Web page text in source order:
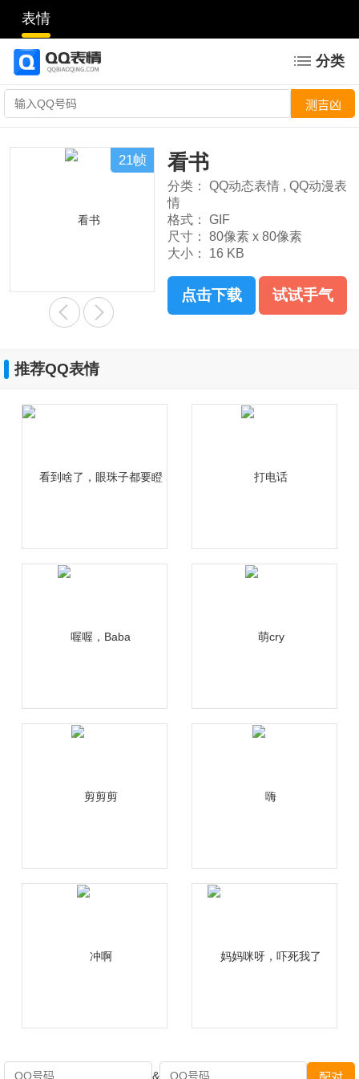
表情
分类
21帧 看书
分类： QQ动态表情 , QQ动漫表
情
格式：
GIF
尺寸：
80像素 x 80像素
大小：
16 KB
点击下载 试试手气
推荐QQ表情